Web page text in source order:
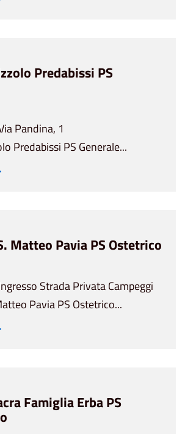
Predabissi PS
Pandina, 1
Predabissi PS Generale...
Matteo Pavia PS Ostetrico
Strada Privata Campeggi
Pavia PS Ostetrico...
Famiglia Erba PS